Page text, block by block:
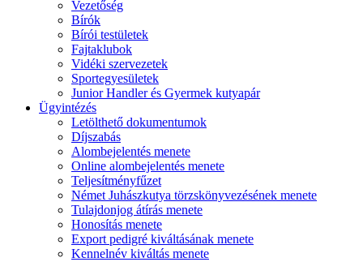
Vezetőség
Bírók
Bírói testületek
Fajtaklubok
Vidéki szervezetek
Sportegyesületek
Junior Handler és Gyermek kutyapár
Ügyintézés
Letölthető dokumentumok
Díjszabás
Alombejelentés menete
Online alombejelentés menete
Teljesítményfűzet
Német Juhászkutya törzskönyvezésének menete
Tulajdonjog átírás menete
Honosítás menete
Export pedigré kiváltásának menete
Kennelnév kiváltás menete